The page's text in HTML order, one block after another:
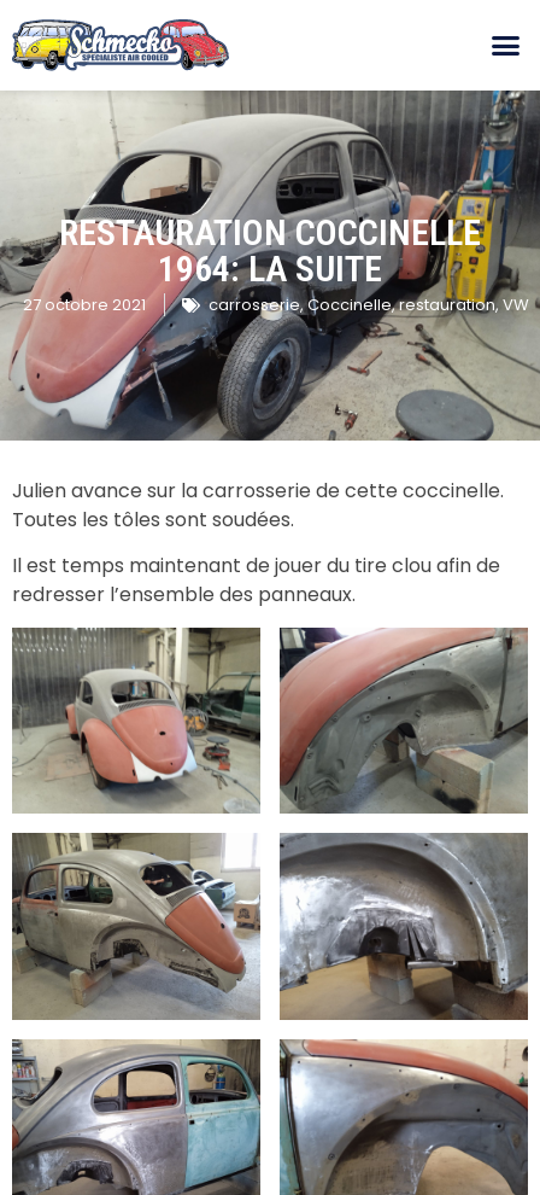
RESTAURATION COCCINELLE
1964: LA SUITE
27 octobre 2021 carrosserie,Coccinelle,restauration,VW
Julien avance sur la carrosserie de cette coccinelle.
Toutes les tôles sont soudées.
Il est temps maintenant de jouer du tire clou afin de
redresser l’ensemble des panneaux.